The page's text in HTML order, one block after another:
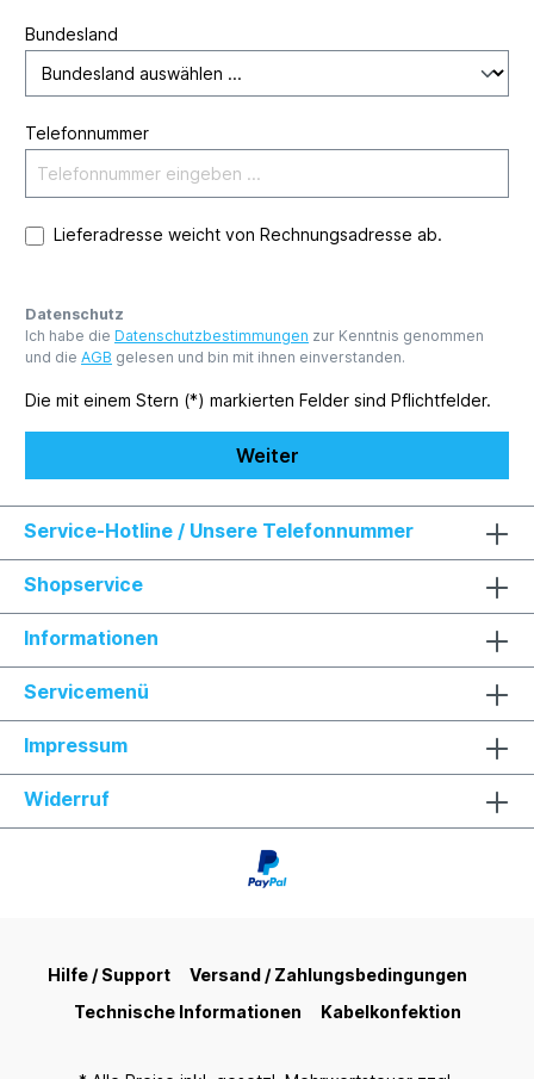
Bundesland
Telefonnummer
Lieferadresse weicht von Rechnungsadresse ab.
Datenschutz
Ich habe die Datenschutzbestimmungen zur Kenntnis genommen
und die AGB gelesen und bin mit ihnen einverstanden.
Die mit einem Stern (*) markierten Felder sind Pflichtfelder.
Weiter
Service-Hotline / Unsere Telefonnummer
Shopservice
Informationen
Servicemenü
Impressum
Widerruf
Hilfe / Support
Versand / Zahlungsbedingungen
Technische Informationen
Kabelkonfektion